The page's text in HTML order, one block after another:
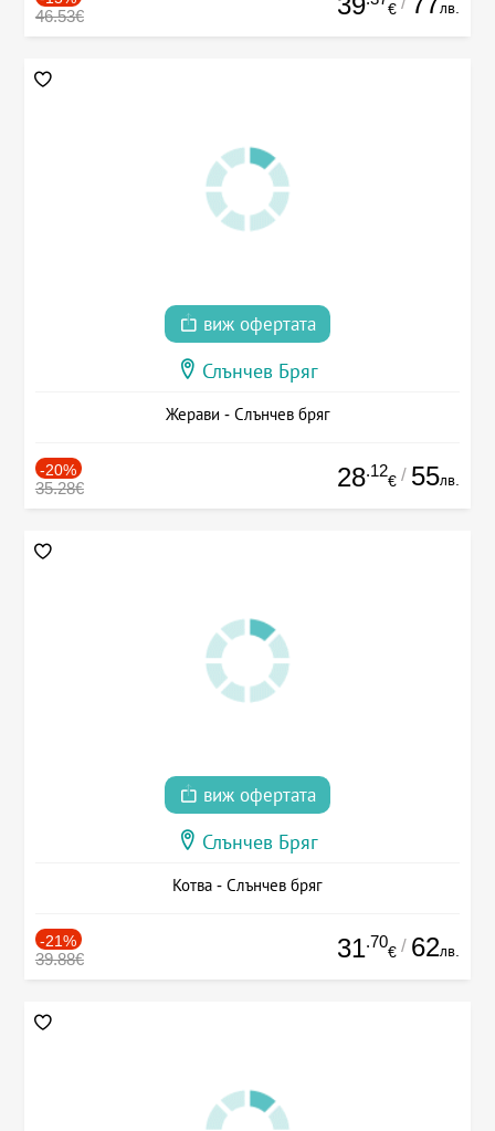
46.53€ € лв.
виж офертата
Слънчев Бряг
Жерави - Слънчев бряг
-20%
35.28€ 28.12
€ / 55лв.
виж офертата
Слънчев Бряг
Котва - Слънчев бряг
-21%
39.88€ 31.70
€ / 62лв.